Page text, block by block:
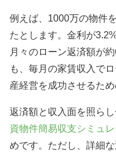
例えば、 1000万の物件
たとします。 金利が
月々のローン返済額が約
も、毎月の家賃収入で
産経営を成功させるため
返済額と収入面を照ら
資物件簡易収支シミュ
めです。ただし、詳細